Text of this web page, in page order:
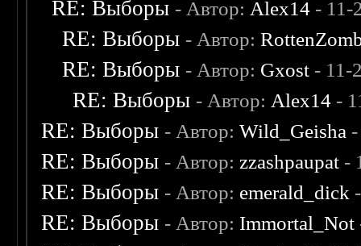
RE: Выборы - Автор: Alex14 - 11-
RE: Выборы - Автор:
RE: Выборы - Автор: Gxost - 11-
RE: Выборы - Автор: Alex14 -
RE: Выборы - Автор:Wild_Geisha
RE: Выборы - Автор: zzashpaupat -
RE: Выборы - Автор: emerald_dick
RE: Выборы - Автор: Immortal_Not